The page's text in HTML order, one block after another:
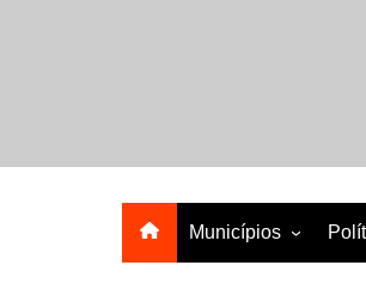
Municípios